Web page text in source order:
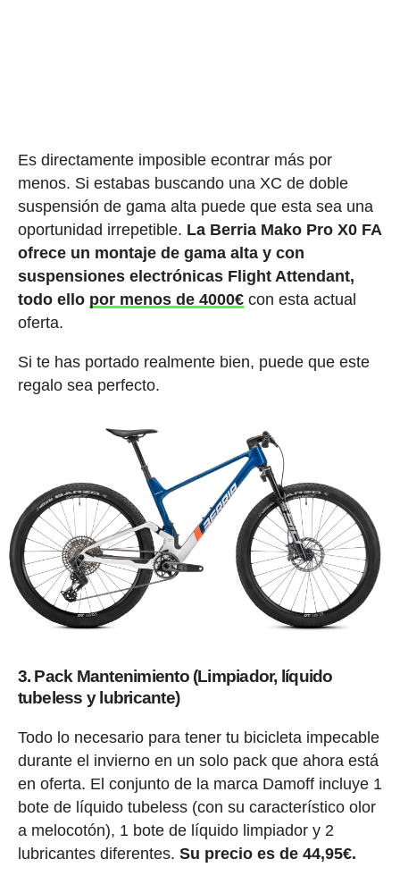
Es directamente imposible econtrar más por
menos. Si estabas buscando una XC de doble
suspensión de gama alta puede que esta sea una
oportunidad irrepetible. La Berria Mako Pro X0 FA
ofrece un montaje de gama alta y con
suspensiones electrónicas Flight Attendant,
todo ello por menos de 4000€ con esta actual
oferta.
Si te has portado realmente bien, puede que este
regalo sea perfecto.
3. Pack Mantenimiento (Limpiador, líquido
tubeless y lubricante)
Todo lo necesario para tener tu bicicleta impecable
durante el invierno en un solo pack que ahora está
en oferta. El conjunto de la marca Damoff incluye 1
bote de líquido tubeless (con su característico olor
a melocotón), 1 bote de líquido limpiador y 2
lubricantes diferentes. Su precio es de 44,95€.